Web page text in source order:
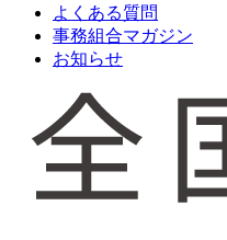
よくある質問
事務組合マガジン
お知らせ